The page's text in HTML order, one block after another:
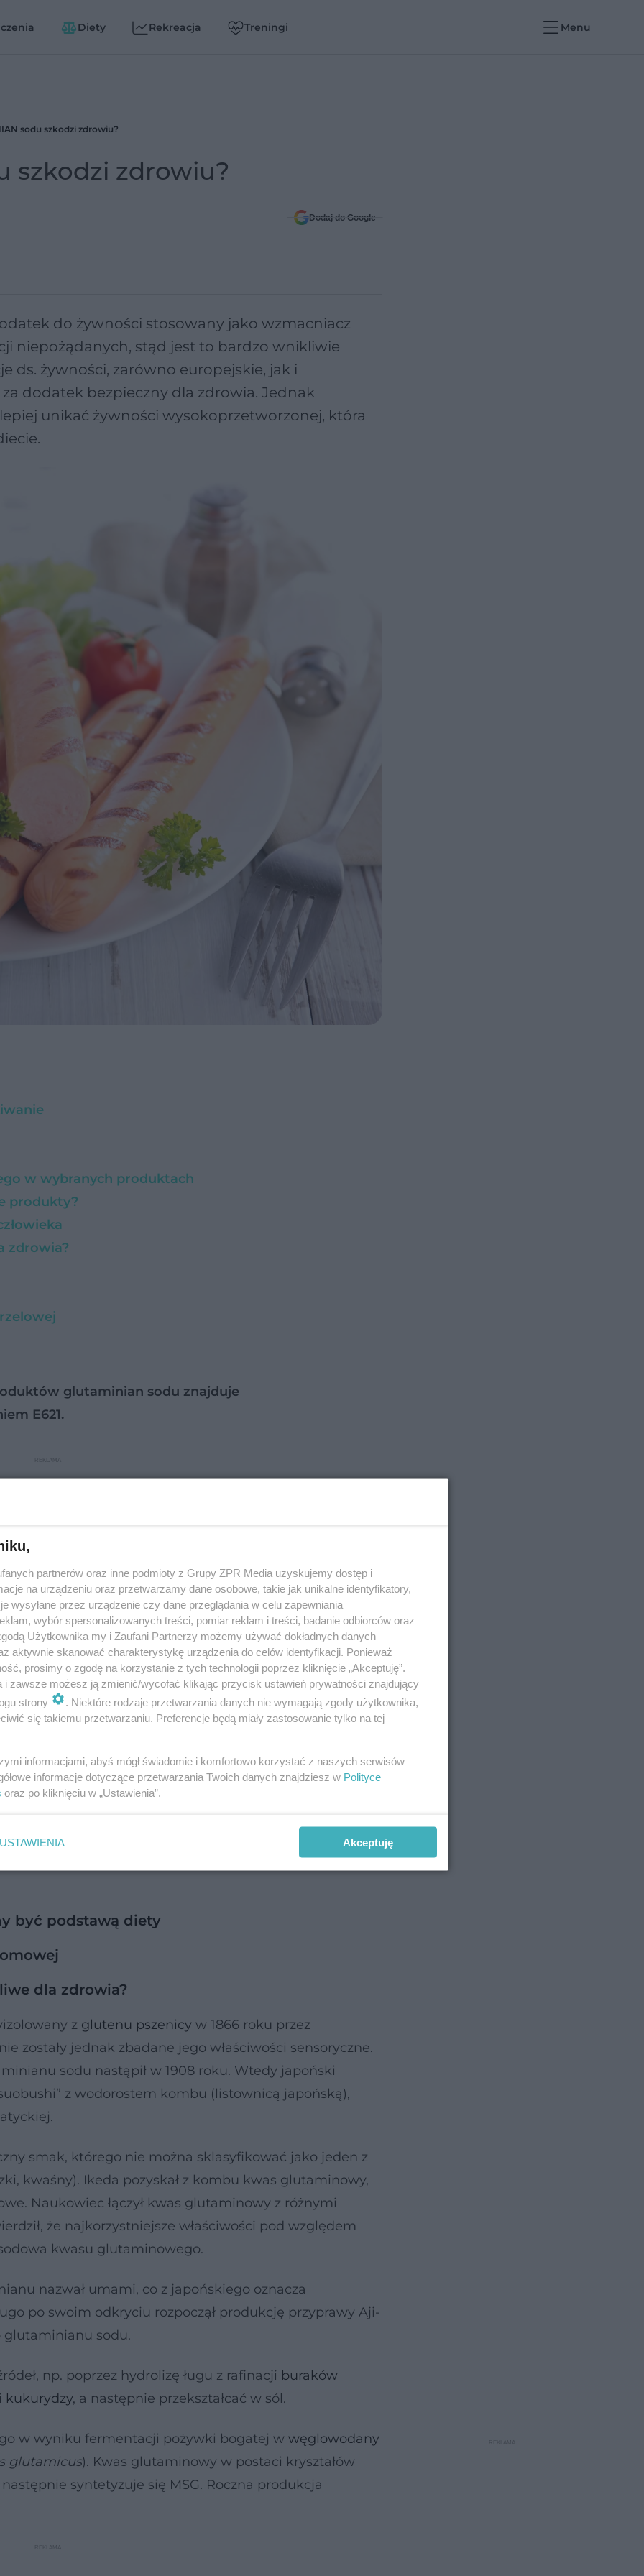
Diety Rekreacja Treningi Menu
sodu szkodzi zdrowiu?
szkodzi zdrowiu?
Dodaj do Google
do żywności stosowany jako wzmacniacz
niepożądanych, stąd jest to bardzo wnikliwie
ds. żywności, zarówno europejskie, jak i
dodatek bezpieczny dla zdrowia. Jednak
unikać żywności wysokoprzetworzonej, która
w wybranych produktach
produkty?
zdrowia?
glutaminian sodu znajduje
E621.
Natomiastkwas glutaminowyjest
produktach spożywczych i w organizmie
czyli wytwarzanych w ustroju.
kryształków lub proszku, jest praktycznie bezzapachowy
lub grzybowy. MSG stosowany jest jako dodatek do
być podstawą diety
dla zdrowia?
z glutenu pszenicy w 1866 roku przez
zostały jednak zbadane jego właściwości sensoryczne.
sodu nastąpił w 1908 roku. Wtedy japoński
z wodorostem kombu (listownicą japońską),
smak, którego nie można sklasyfikować jako jeden z
kwaśny). Ikeda pozyskał z kombu kwas glutaminowy,
Naukowiec łączył kwas glutaminowy z różnymi
że najkorzystniejsze właściwości pod względem
kwasu glutaminowego.
nazwał umami, co z japońskiego oznacza
po swoim odkryciu rozpoczął produkcję przyprawy Aji-
glutaminianu sodu.
np. poprzez hydrolizę ługu z rafinacji buraków
kukurydzy, a następnie przekształcać w sól.
w wyniku fermentacji pożywki bogatej w węglowodany
glutamicus). Kwas glutaminowy w postaci kryształów
syntetyzuje się MSG. Roczna produkcja
partnerów oraz inne podmioty z Grupy ZPR Media uzyskujemy dostęp i
na urządzeniu oraz przetwarzamy dane osobowe, takie jak unikalne identyfikatory,
wysyłane przez urządzenie czy dane przeglądania w celu zapewniania
wybór spersonalizowanych treści, pomiar reklam i treści, badanie odbiorców oraz
Użytkownika my i Zaufani Partnerzy możemy używać dokładnych danych
aktywnie skanować charakterystykę urządzenia do celów identyfikacji. Ponieważ
prosimy o zgodę na korzystanie z tych technologii poprzez kliknięcie „Akceptuję”.
i zawsze możesz ją zmienić/wycofać klikając przycisk ustawień prywatności znajdujący
strony
. Niektóre rodzaje przetwarzania danych nie wymagają zgody użytkownika,
się takiemu przetwarzaniu. Preferencje będą miały zastosowanie tylko na tej
informacjami, abyś mógł świadomie i komfortowo korzystać z naszych serwisów
informacje dotyczące przetwarzania Twoich danych znajdziesz w Polityce
oraz po kliknięciu w „Ustawienia”.
USTAWIENIA Akceptuję